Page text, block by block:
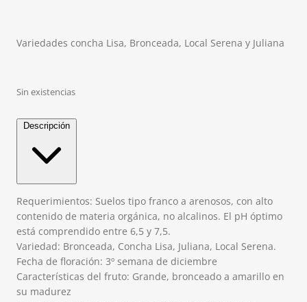
Variedades concha Lisa, Bronceada, Local Serena y Juliana
Sin existencias
Descripción
Requerimientos: Suelos tipo franco a arenosos, con alto
contenido de materia orgánica, no alcalinos. El pH óptimo
está comprendido entre 6,5 y 7,5.
Variedad: Bronceada, Concha Lisa, Juliana, Local Serena.
Fecha de floración: 3º semana de diciembre
Características del fruto: Grande, bronceado a amarillo en
su madurez